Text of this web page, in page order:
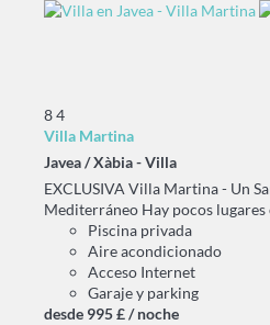
84
Villa Martina
Javea / Xàbia -Villa
EXCLUSIVA Villa Martina - Un
Mediterráneo Hay pocos lugares
Piscina privada
Aire acondicionado
Acceso Internet
Garaje y parking
desde 995 £/ noche